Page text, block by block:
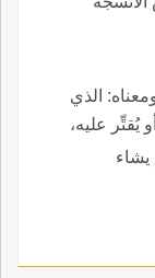
الذي
عليه،
يشاء